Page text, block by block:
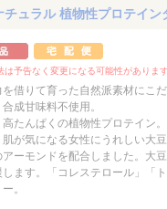
チュラル 植物性プロテイン
予告なく変更になる可能性があります
を借りて育った自然派素材にこ
成甘味料不使用。
たんぱくの植物性プロテイン。
が気になる女性にうれしい大
アーモンドを配合しました。大
します。「コレステロール」「
。